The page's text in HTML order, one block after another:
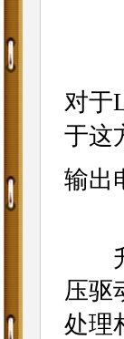
对于
于这
输出
升
压驱
处理